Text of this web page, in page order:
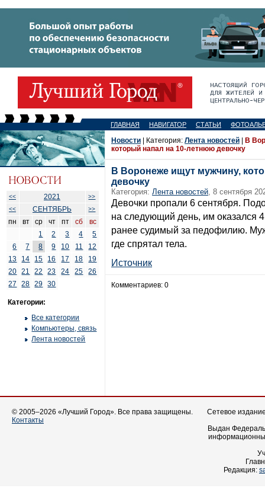
ГЛАВНАЯ НАВИГАТОР СТАТЬИ
<< 2021
>>
<<
СЕНТЯБРЬ >>
пн вт ср чт пт сб
вс
1
2 3 4
5
6
7 8 9 10 11
12
13
14 15 16 17 18
19
20
21 22 23 24 25
26
27
28 29 30
Категории:
Все категории
Компьютеры, связь
Лента новостей
Новости | Категория: Лента новостей
В
который напал на 10-летнюю девочку
В Воронеже ищут мужчину,
девочку
Категория: Лента новостей, 8 сентября
Девочки пропали 6 сентября.
на следующий день, им оказался
ранее судимый за педофилию.
где спрятал тела.
Источник
Комментариев: 0
© 2005–2026 «Лучший Город». Все права защищены.
Контакты
Сетевое
Выдан
Редакция: